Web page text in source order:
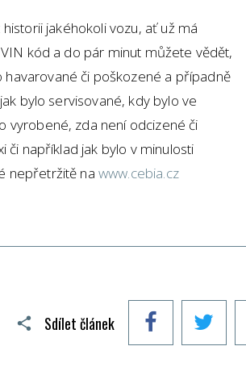
jakéhokoli vozu, ať už má
kód a do pár minut můžete vědět,
či poškozené a případně
bylo servisované, kdy bylo ve
vyrobené, zda není odcizené či
či například jak bylo v minulosti
nepřetržitě na www.cebia.cz
Sdílet článek